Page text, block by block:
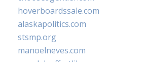
hoverboardssale.com
alaskapolitics.com
stsmp.org
manoelneves.com